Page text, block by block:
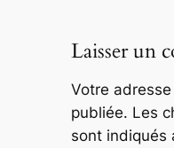
Laisser un
Votre
publiée. Les
sont indiqués